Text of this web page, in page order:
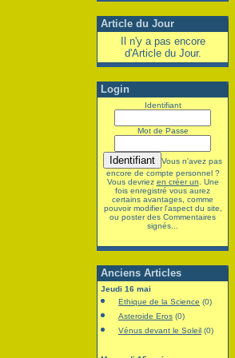
Article du Jour
Il n'y a pas encore
d'Article du Jour.
Login
Identifiant
Mot de Passe
Vous n'avez pas
encore de compte personnel ?
Vous devriez en créer un . Une
fois enregistré vous aurez
certains avantages, comme
pouvoir modifier l'aspect du site,
ou poster des Commentaires
signés...
Anciens Articles
Jeudi 16 mai
Ethique de la Science (0)
Asteroide Eros (0)
Vénus devant le Soleil (0)